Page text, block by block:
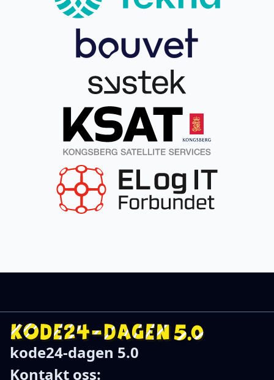
kode24-dagen 5.0
Kontakt oss: